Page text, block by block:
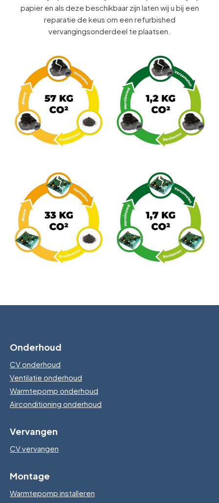
papier en als deze beschikbaar zijn laten wij u bij een
reparatie de keus om een refurbished
vervangingsonderdeel te plaatsen.
Onderhoud
CV onderhoud
Ventilatie onderhoud
Warmtepomp onderhoud
Airconditioning onderhoud
Vervangen
CV vervangen
Montage
Warmtepomp installeren